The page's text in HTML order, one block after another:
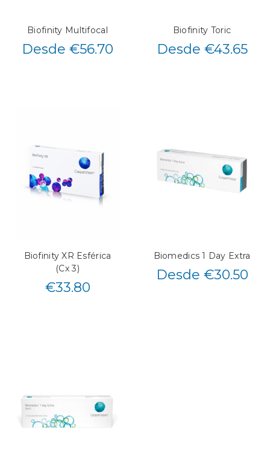
Biofinity Multifocal
Desde €56.70
Biofinity Toric
Desde €43.65
Biofinity XR Esférica
(Cx 3)
€33.80
Biomedics 1 Day Extra
Desde €30.50